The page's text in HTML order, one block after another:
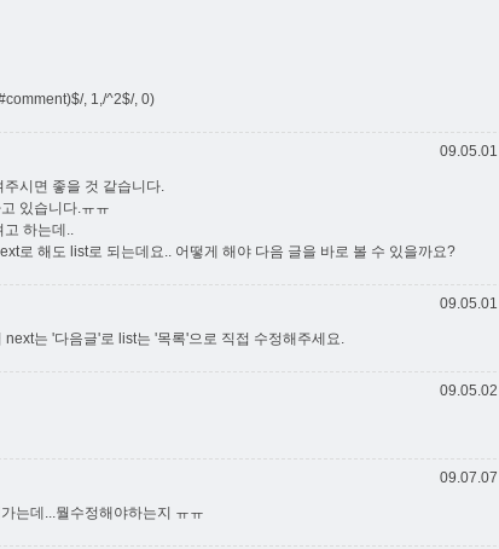
, 1,/^2$/, 0)
시면 좋을 것 같습니다.
있습니다.ㅠㅠ
고 하는데..
로 해도 list로 되는데요.. 어떻게 해야 다음 글을 바로 볼 수 있을까요?
는 '다음글'로 list는 '목록'으로 직접 수정해주세요.
는데...뭘수정해야하는지 ㅠㅠ